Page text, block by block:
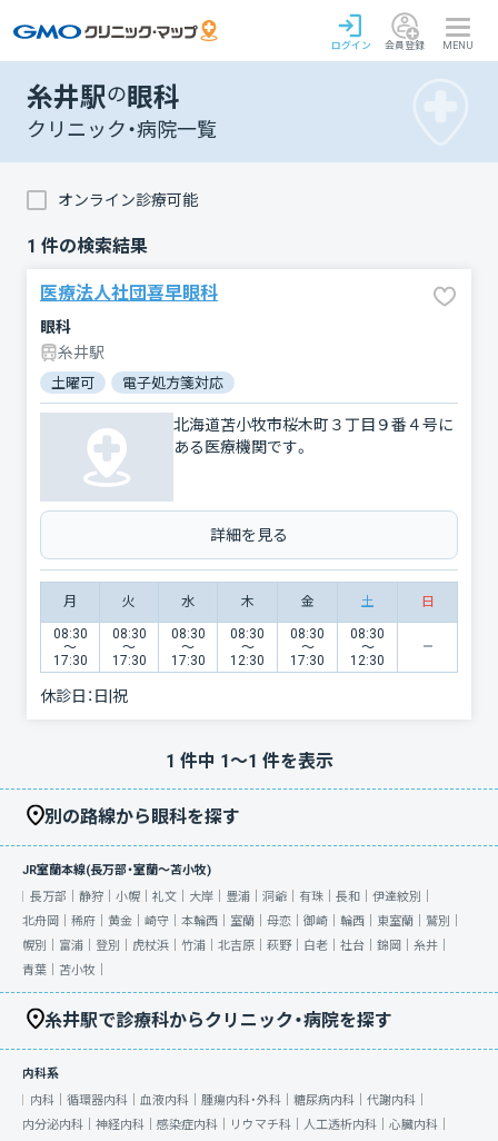
ログイン 会員登録 MENU
糸井駅の 眼科
クリニック・病院一覧
オンライン診療可能
1 件の検索結果
医療法人社団喜早眼科
眼科
糸井駅
土曜可 電子処方箋対応
北海道苫小牧市桜木町３丁目９番４号に
ある医療機関です。
詳細を見る
月 火 水 木 金 土 日
08:30
〜
17:30
08:30
〜
17:30
08:30
〜
17:30
08:30
〜
12:30
08:30
〜
17:30
08:30
〜
12:30
休診日： 日|祝
1 件中 1〜1 件を表示
別の路線から眼科を探す
JR室蘭本線(長万部・室蘭～苫小牧)
長万部｜ 静狩｜ 小幌｜ 礼文｜ 大岸｜ 豊浦｜ 洞爺｜ 有珠｜ 長和｜ 伊達紋別｜
北舟岡｜ 稀府｜ 黄金｜ 崎守｜ 本輪西｜ 室蘭｜ 母恋｜ 御崎｜ 輪西｜ 東室蘭｜ 鷲別｜
幌別｜ 富浦｜ 登別｜ 虎杖浜｜ 竹浦｜ 北吉原｜ 萩野｜ 白老｜ 社台｜ 錦岡｜ 糸井｜
青葉｜ 苫小牧｜
糸井駅で診療科からクリニック・病院を探す
内科系
内科｜ 循環器内科｜ 血液内科｜ 腫瘍内科・外科｜ 糖尿病内科｜ 代謝内科｜
内分泌内科｜ 神経内科｜ 感染症内科｜ リウマチ科｜ 人工透析内科｜ 心臓内科｜